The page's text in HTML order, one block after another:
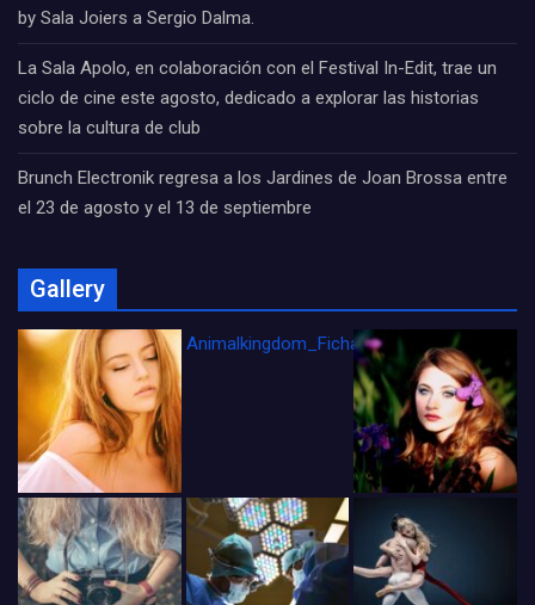
by Sala Joiers a Sergio Dalma.
La Sala Apolo, en colaboración con el Festival In-Edit, trae un
ciclo de cine este agosto, dedicado a explorar las historias
sobre la cultura de club
Brunch Electronik regresa a los Jardines de Joan Brossa entre
el 23 de agosto y el 13 de septiembre
Gallery
Animalkingdom_FichaCine